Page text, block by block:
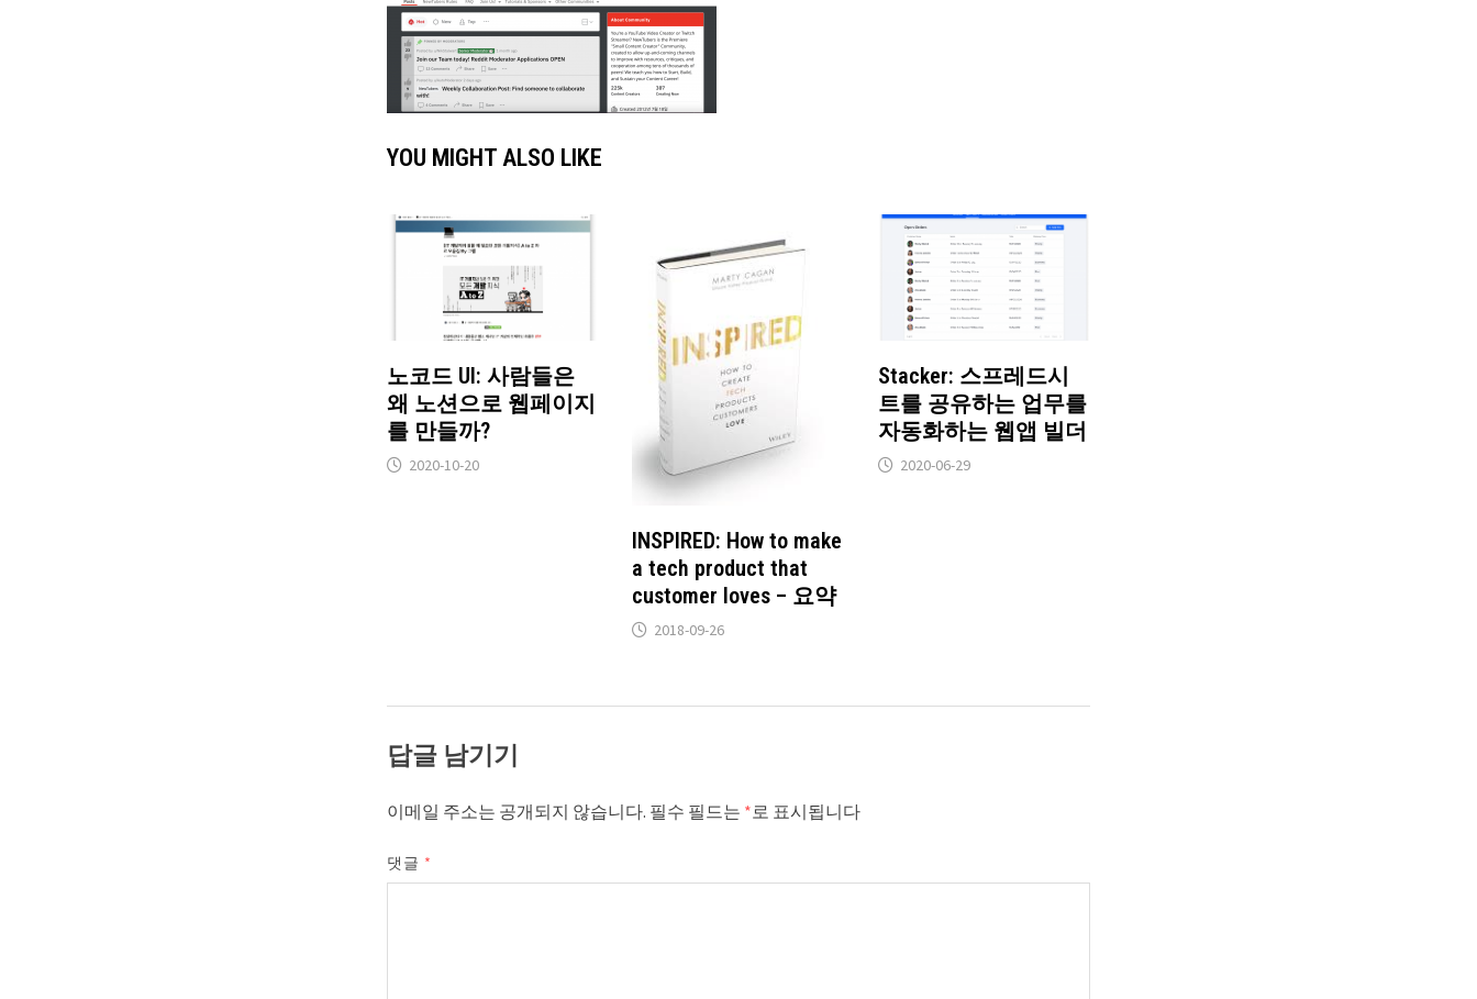
YOU MIGHT ALSO LIKE
노코드 UI: 사람들은
왜 노션으로 웹페이지
를 만들까?
2020-10-20
INSPIRED: How to make
a tech product that
customer loves – 요약
2018-09-26
Stacker: 스프레드시
트를 공유하는 업무를
자동화하는 웹앱 빌더
2020-06-29
답글 남기기
이메일 주소는 공개되지 않습니다. 필수 필드는 *로 표시됩니다
댓글 *